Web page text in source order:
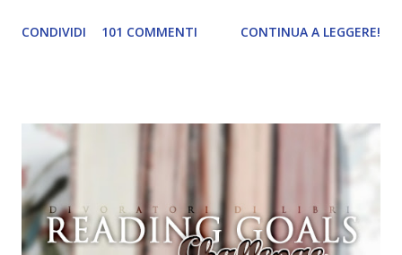
Ad ogni modo ne ho spuntati cinque, più di quanti pensassi,
Frankenstein Un libro ambientato in Germania \
Frankenstein Un libro da cui è stato tratto un film \
Frankenstein Il prossimo mese dovrei spuntare più
obiettivi secondo i miei piani di lettura 😂 Adesso facciamo
due calcoli! Chi ha letto il maggior numero di libri? Sara
CONDIVIDI 101 COMMENTI CONTINUA A LEGGERE!